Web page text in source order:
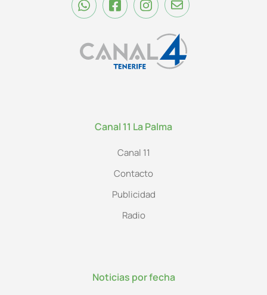
Canal 11 La Palma
Canal 11
Contacto
Publicidad
Radio
Noticias por fecha